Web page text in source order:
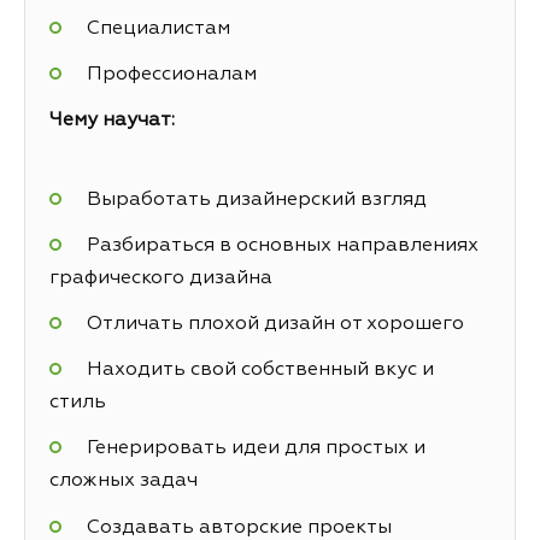
Специалистам
Профессионалам
Чему научат:
Выработать дизайнерский взгляд
Разбираться в основных направлениях
графического дизайна
Отличать плохой дизайн от хорошего
Находить свой собственный вкус и
стиль
Генерировать идеи для простых и
сложных задач
Создавать авторские проекты